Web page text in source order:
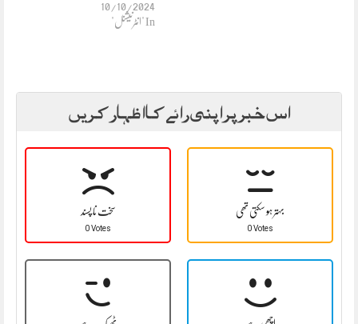
10/10/2024
In "انٹرنیشنل"
اس خبر پر اپنی رائے کا اظہار کریں
سخت نا پسند
0 Votes
بہتر ہو سکتی تھی
0 Votes